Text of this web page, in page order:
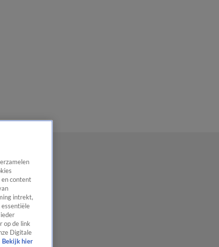
en content
intrekt,
op de link
Digitale
Bekijk hier